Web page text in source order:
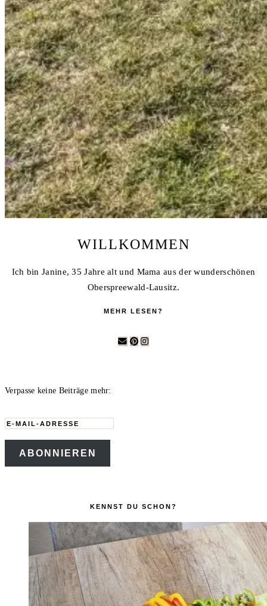
WILLKOMMEN
Ich bin Janine, 35 Jahre alt und Mama aus der wunderschönen
Oberspreewald-Lausitz.
MEHR LESEN?
Verpasse keine Beiträge mehr:
E-
Mail-
Adresse
ABONNIEREN
KENNST DU SCHON?